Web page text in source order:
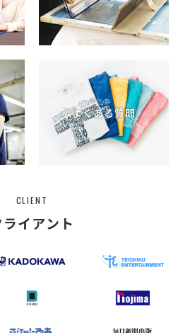
よくある質問
CLIENT
ライアント